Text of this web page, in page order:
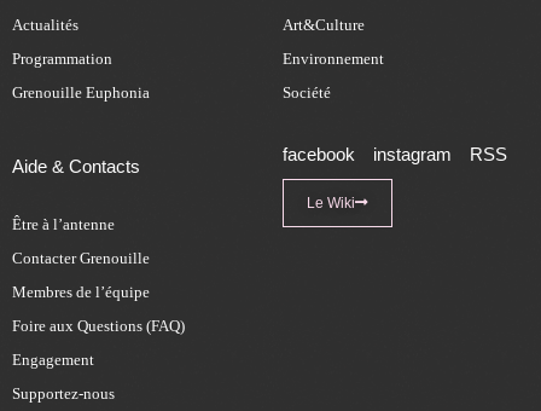
Actualités
Programmation
Grenouille Euphonia
Art&Culture
Environnement
Société
Aide & Contacts
Être à l’antenne
Contacter Grenouille
Membres de l’équipe
Foire aux Questions (FAQ)
Engagement
Supportez-nous
facebook instagram RSS
Le Wiki